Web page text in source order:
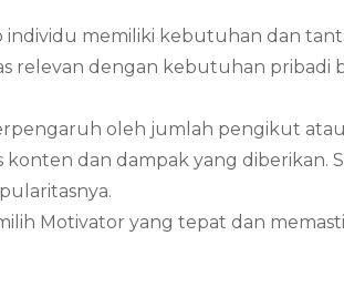
individu memiliki kebutuhan dan
dengan kebutuhan pribadi
oleh jumlah pengikut
dan dampak yang diberikan.
Motivator yang tepat dan